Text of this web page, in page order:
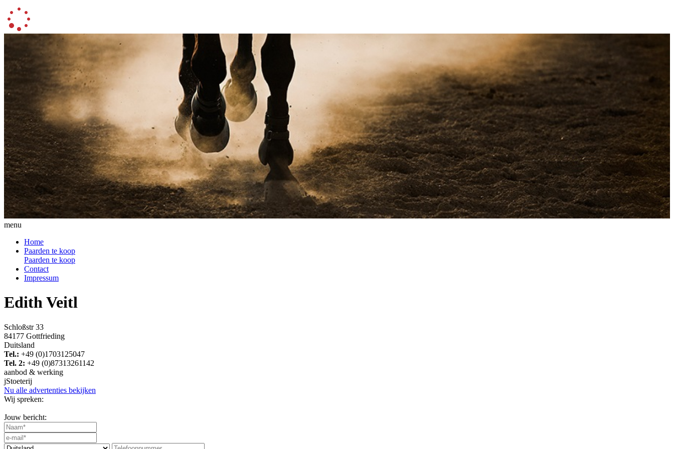
menu
Home
Paarden te koop
Paarden te koop
Contact
Impressum
Edith Veitl
Schloßstr 33
84177 Gottfrieding
Duitsland
Tel.: +49 (0)1703125047
Tel. 2: +49 (0)87313261142
aanbod & werking
jStoeterij
Nu alle advertenties bekijken
Wij spreken:
Jouw bericht: